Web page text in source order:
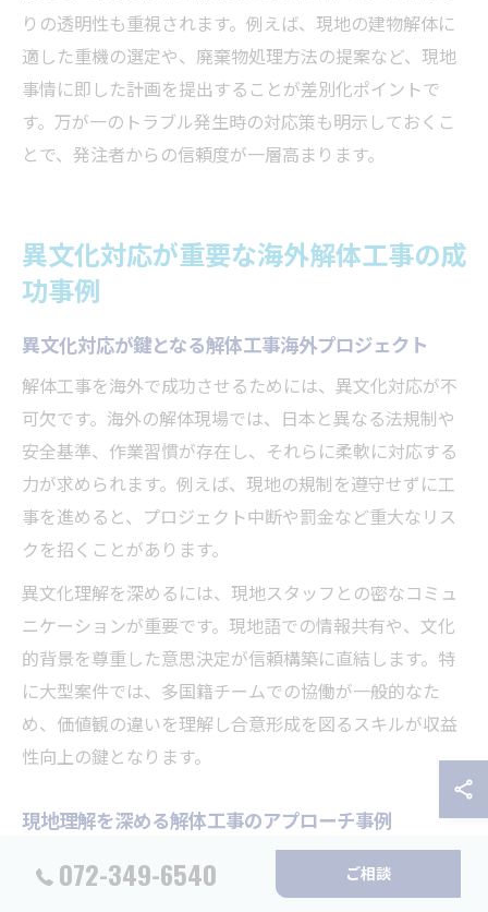
りの透明性も重視されます。例えば、現地の建物解体に
適した重機の選定や、廃棄物処理方法の提案など、現地
事情に即した計画を提出することが差別化ポイントで
す。万が一のトラブル発生時の対応策も明示しておくこ
とで、発注者からの信頼度が一層高まります。
異文化対応が重要な海外解体工事の成
功事例
異文化対応が鍵となる解体工事海外プロジェクト
解体工事を海外で成功させるためには、異文化対応が不
可欠です。海外の解体現場では、日本と異なる法規制や
安全基準、作業習慣が存在し、それらに柔軟に対応する
力が求められます。例えば、現地の規制を遵守せずに工
事を進めると、プロジェクト中断や罰金など重大なリス
クを招くことがあります。
異文化理解を深めるには、現地スタッフとの密なコミュ
ニケーションが重要です。現地語での情報共有や、文化
的背景を尊重した意思決定が信頼構築に直結します。特
に大型案件では、多国籍チームでの協働が一般的なた
め、価値観の違いを理解し合意形成を図るスキルが収益
性向上の鍵となります。
現地理解を深める解体工事のアプローチ事例
現地理解を深めた解体工事のアプローチとして、事前調
査と現地パートナーとの連携が挙げられます。進出先の
072-349-6540 ご相談